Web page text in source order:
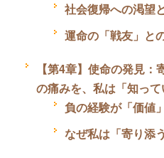
社会復帰への渇望
運命の「戦友」と
【第4章】使命の発見
の痛みを、私は「知って
負の経験が「価値
なぜ私は「寄り添